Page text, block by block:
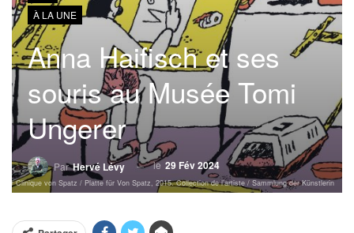
À LA UNE
Anna Haifisch et ses
souris au Musée Tomi
Ungerer
ParHervé Lévy le 29 Fév 2024
Clinique von Spatz / Platte für Von Spatz, 2015. Collection de l’artiste / Sammlung der Künstlerin